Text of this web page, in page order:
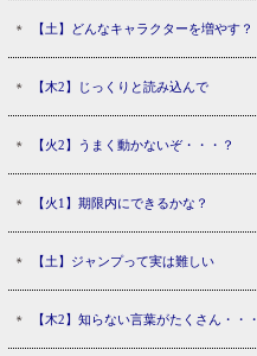
【土】どんなキャラクターを増やす？
【木2】じっくりと読み込んで
【火2】うまく動かないぞ・・・？
【火1】期限内にできるかな？
【土】ジャンプって実は難しい
【木2】知らない言葉がたくさん・・・